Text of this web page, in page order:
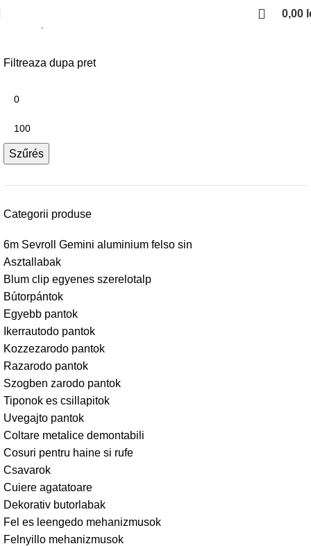
0,00
Femoldalas fiokok
Filtreaza dupa pret
Szűrés
Categorii produse
6m Sevroll Gemini aluminium felso sin
Asztallabak
Blum clip egyenes szerelotalp
Bútorpántok
Egyebb pantok
Ikerrautodo pantok
Kozzezarodo pantok
Razarodo pantok
Szogben zarodo pantok
Tiponok es csillapitok
Uvegajto pantok
Coltare metalice demontabili
Cosuri pentru haine si rufe
Csavarok
Cuiere agatatoare
Dekorativ butorlabak
Fel es leengedo mehanizmusok
Felnyillo mehanizmusok